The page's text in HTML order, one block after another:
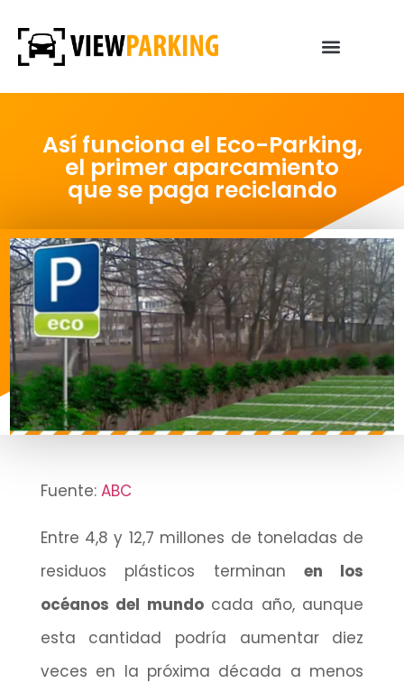
Así funciona el Eco-Parking,
el primer aparcamiento
que se paga reciclando
Fuente: ABC
Entre 4,8 y 12,7 millones de toneladas de
residuos plásticos terminan en los
océanos del mundo cada año, aunque
esta cantidad podría aumentar diez
veces en la próxima década a menos